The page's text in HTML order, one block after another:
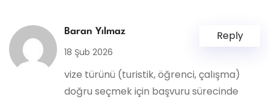
Baran Yılmaz
18 Şub 2026
vize türünü (turistik, öğrenci, çalışma)
doğru seçmek için başvuru sürecinde
Reply